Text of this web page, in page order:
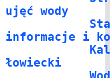
ujęć wody
informacje i
łowiecki